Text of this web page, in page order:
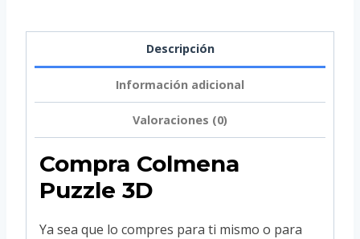
Descripción
Información adicional
Valoraciones (0)
Compra Colmena
Puzzle 3D
Ya sea que lo compres para ti mismo o para